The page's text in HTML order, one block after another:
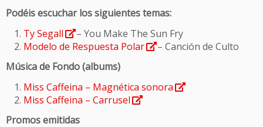
Podéis escuchar los siguientes temas:
Ty Segall
– You Make The Sun Fry
Modelo de Respuesta Polar
– Canción de Culto
Música de Fondo (albums)
Miss Caffeina – Magnética sonora
Miss Caffeina – Carrusel
Promos emitidas